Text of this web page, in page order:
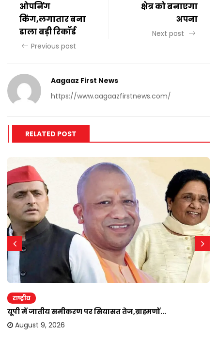
ओपनिंग
किंग,लगातार बना
डाला बड़ी रिकॉर्ड
Previous post
क्षेत्र को बनाएगा
अपना
Next post
Aagaaz First News
https://www.aagaazfirstnews.com/
RELATED POST
राष्ट्रीय
यूपी में जातीय समीकरण पर सियासत तेज,ब्राह्मणों...
August 9, 2026